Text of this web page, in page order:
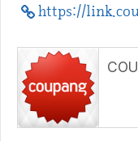
https://